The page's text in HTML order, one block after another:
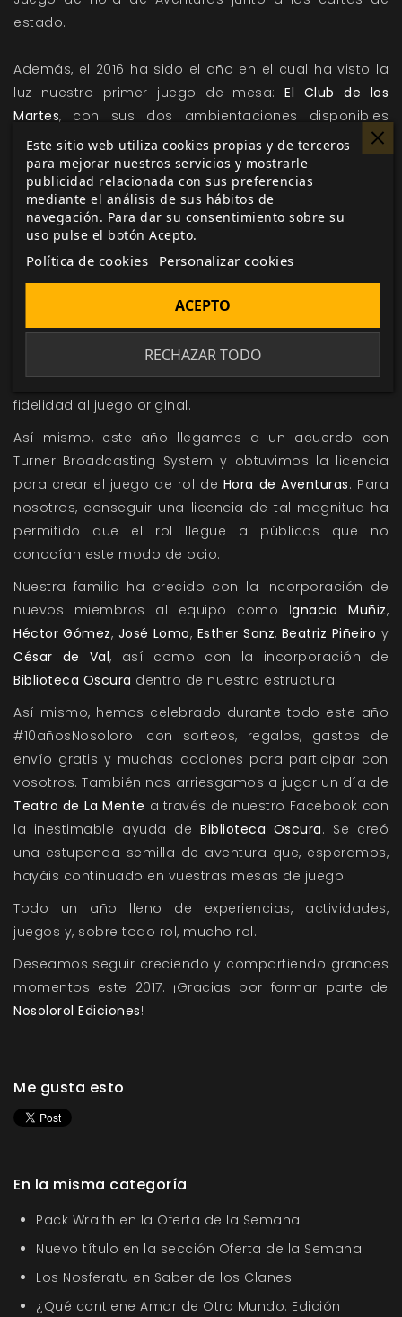
estado.
Además, el 2016 ha sido el año en el cual ha visto la
luz nuestro primer juego de mesa:El Club de los
Martes, con sus dos ambientaciones disponibles
hasta el momento:Londres Victoriano, para los
jugadores más clásicos yDistopía, para los intrépidos
que se atrevan a resolver los enigmas del futuro.
También nos hemos adentrado en los misterios del
rol en vivo con Teatro de la Mente: Vampiro La
Mascarada.Teatro de la Mente: Vampiro La Mascarada
es una nueva edición del juego clásico que bebe de
más de dos décadas de material de la icónica
ambientación de Mundo de Tinieblas. Las reglas se
han diseñado y adaptado específicamente para el
entorno del rol en vivo, al tiempo que mantienen la
fidelidad al juego original.
Así mismo, este año llegamos a un acuerdo con
Turner Broadcasting System y obtuvimos la licencia
para crear el juego de rol de Hora de Aventuras. Para
nosotros, conseguir una licencia de tal magnitud ha
permitido que el rol llegue a públicos que no
conocían este modo de ocio.
Nuestra familia ha crecido con la incorporación de
nuevos miembros al equipo como Ignacio Muñiz,
Héctor Gómez, José Lomo, Esther Sanz, Beatriz Piñeiro y
César de Val, así como con la incorporación de
Biblioteca Oscura dentro de nuestra estructura.
Así mismo, hemos celebrado durante todo este año
#10añosNosolorol con sorteos, regalos, gastos de
envío gratis y muchas acciones para participar con
vosotros. También nos arriesgamos a jugar un día de
Teatro de La Mente a través de nuestro Facebook con
la inestimable ayuda deBiblioteca Oscura. Se creó
una estupenda semilla de aventura que, esperamos,
hayáis continuado en vuestras mesas de juego.
Todo un año lleno de experiencias, actividades,
juegos y, sobre todo rol, mucho rol.
Deseamos seguir creciendo y compartiendo grandes
momentos este 2017. ¡Gracias por formar parte de
Nosolorol Ediciones!
Me gusta esto
En la misma categoría
Pack Wraith en la Oferta de la Semana
Nuevo título en la sección Oferta de la Semana
Los Nosferatu en Saber de los Clanes
¿Qué contiene Amor de Otro Mundo: Edición
Este sitio web utiliza cookies propias y de terceros
para mejorar nuestros servicios y mostrarle
publicidad relacionada con sus preferencias
mediante el análisis de sus hábitos de
navegación. Para dar su consentimiento sobre su
uso pulse el botón Acepto.
Política de cookies Personalizar cookies
RECHAZAR TODO
ACEPTO